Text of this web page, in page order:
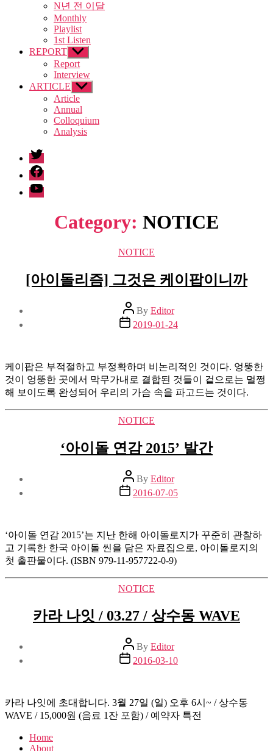
N년 전 이달
Monthly
Playlist
1st Listen
REPORT Show
sub
menu
Report
Interview
ARTICLE Show
sub
menu
Article
Annual
Colloquium
Analysis
twitter
facebook
Youtube
Category: NOTICE
Categories
NOTICE
[아이돌리즘] 그것은 케이팝이니까
Post
author
By Editor
Post
date
2019-01-24
케이팝은 부적절하고 부정확하며 비논리적인 것이다. 엉뚱한
것이 엉뚱한 곳에서 막무가내로 결합된 것들이 겉으로는 멀쩡
해 보이도록 완성되어 우리의 가슴 속을 파고드는 것이다.
Categories
NOTICE
‘아이돌 연감 2015’ 발간
Post
author
By Editor
Post
date
2016-07-05
‘아이돌 연감 2015’는 지난 한해 아이돌로지가 꾸준히 관찰하
고 기록한 한국 아이돌 씬을 담은 자료집으로, 아이돌로지의
첫 출판물이다. (ISBN 979-11-957722-0-9)
Categories
NOTICE
카라 나잇 / 03.27 / 상수동 WAVE
Post
author
By Editor
Post
date
2016-03-10
카라 나잇에 초대합니다. 3월 27일 (일) 오후 6시~ / 상수동
WAVE / 15,000원 (음료 1잔 포함) / 예약자 특전
Home
About